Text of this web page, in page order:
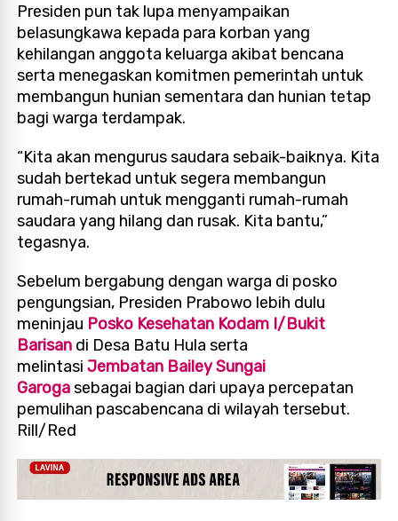
Presiden pun tak lupa menyampaikan
belasungkawa kepada para korban yang
kehilangan anggota keluarga akibat bencana
serta menegaskan komitmen pemerintah untuk
membangun hunian sementara dan hunian tetap
bagi warga terdampak.
“Kita akan mengurus saudara sebaik-baiknya. Kita
sudah bertekad untuk segera membangun
rumah-rumah untuk mengganti rumah-rumah
saudara yang hilang dan rusak. Kita bantu,”
tegasnya.
Sebelum bergabung dengan warga di posko
pengungsian, Presiden Prabowo lebih dulu
meninjau Posko Kesehatan Kodam I/Bukit
Barisan di Desa Batu Hula serta
melintasiJembatan Bailey Sungai
Garogasebagai bagian dari upaya percepatan
pemulihan pascabencana di wilayah tersebut.
Rill/Red